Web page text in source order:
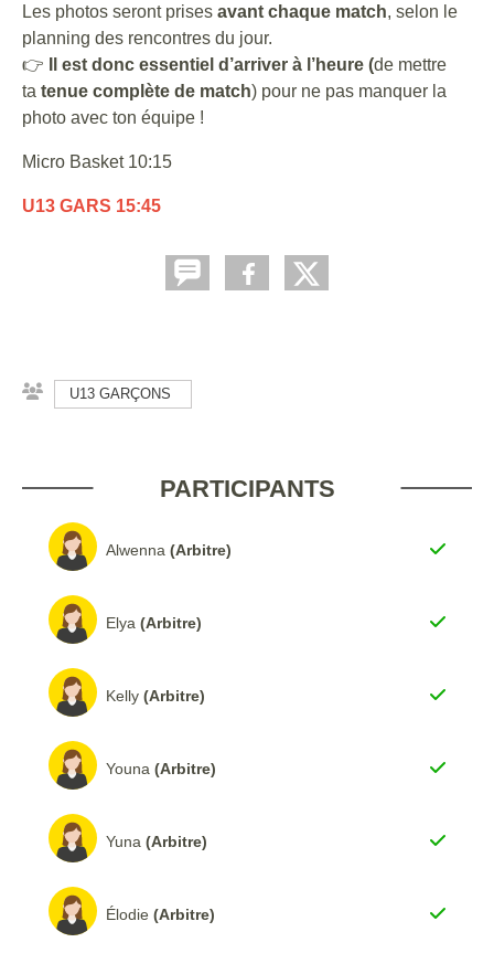
Les photos seront prises avant chaque match, selon le
planning des rencontres du jour.
👉
Il est donc essentiel d’arriver à l’heure (de mettre
ta tenue complète de match) pour ne pas manquer la
photo avec ton équipe !
Micro Basket 10:15
U13 GARS 15:45
U13 GARÇONS
PARTICIPANTS
Alwenna (Arbitre)
Elya (Arbitre)
Kelly (Arbitre)
Youna (Arbitre)
Yuna (Arbitre)
Élodie (Arbitre)